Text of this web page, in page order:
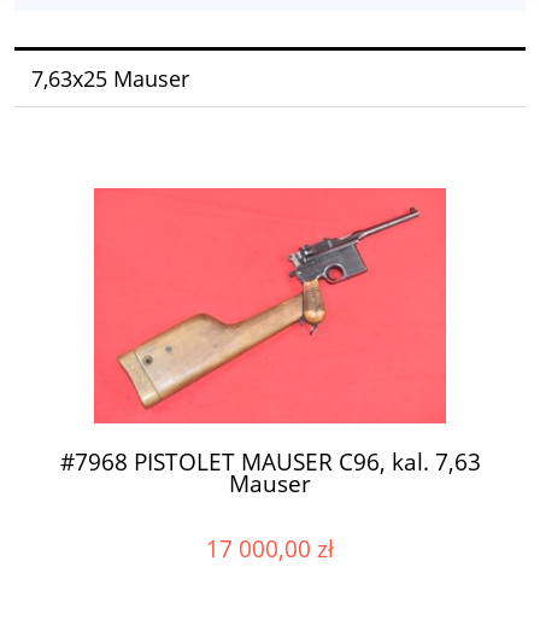
7,63x25 Mauser
#7968 PISTOLET MAUSER C96, kal. 7,63
Mauser
17 000,00 zł